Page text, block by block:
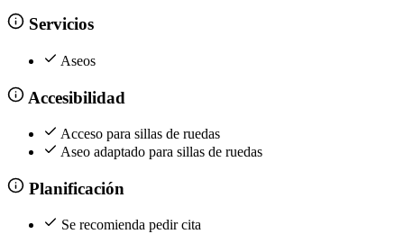
Servicios
Aseos
Accesibilidad
Acceso para sillas de ruedas
Aseo adaptado para sillas de ruedas
Planificación
Se recomienda pedir cita